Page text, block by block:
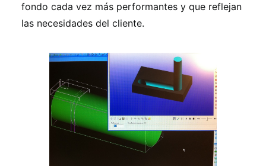
fondo cada vez más performantes y que reflejan
las necesidades del cliente.